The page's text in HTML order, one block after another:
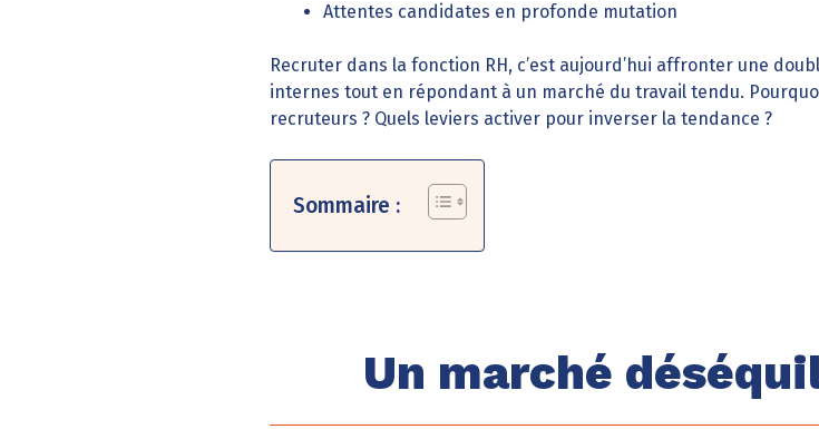
Attentes candidates en profonde mutation
Recruter dans la fonction RH, c’est aujourd’hui affronter une
internes tout en répondant à un marché du travail tendu.
recruteurs ? Quels leviers activer pour inverser la tendance ?
Sommaire :
Un marché